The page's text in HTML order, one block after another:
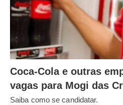
Coca-Cola e outras
vagas para Mogi das
Saiba como se candidatar.